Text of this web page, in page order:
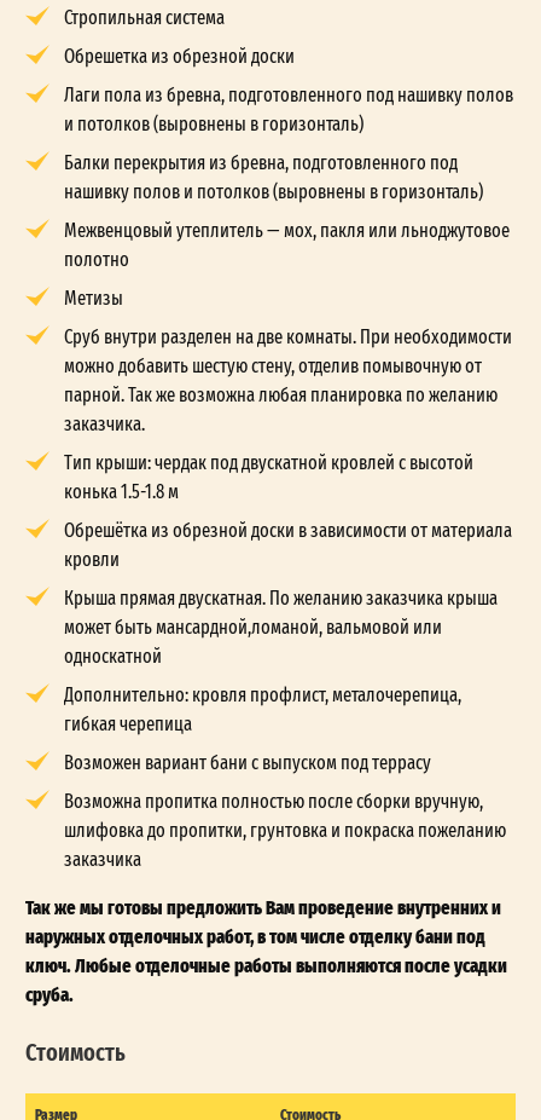
Стропильная система
Обрешетка из обрезной доски
Лаги пола из бревна, подготовленного под нашивку полов
и потолков (выровнены в горизонталь)
Балки перекрытия из бревна, подготовленного под
нашивку полов и потолков (выровнены в горизонталь)
Межвенцовый утеплитель — мох, пакля или льноджутовое
полотно
Метизы
Сруб внутри разделен на две комнаты. При необходимости
можно добавить шестую стену, отделив помывочную от
парной. Так же возможна любая планировка по желанию
заказчика.
Тип крыши: чердак под двускатной кровлей с высотой
конька 1.5-1.8 м
Обрешётка из обрезной доски в зависимости от материала
кровли
Крыша прямая двускатная. По желанию заказчика крыша
может быть мансардной,ломаной, вальмовой или
односкатной
Дополнительно: кровля профлист, металочерепица,
гибкая черепица
Возможен вариант бани с выпуском под террасу
Возможна пропитка полностью после сборки вручную,
шлифовка до пропитки, грунтовка и покраска пожеланию
заказчика
Так же мы готовы предложить Вам проведение внутренних и
наружных отделочных работ, в том числе отделку бани под
ключ. Любые отделочные работы выполняются после усадки
сруба.
Стоимость
Размер Стоимость